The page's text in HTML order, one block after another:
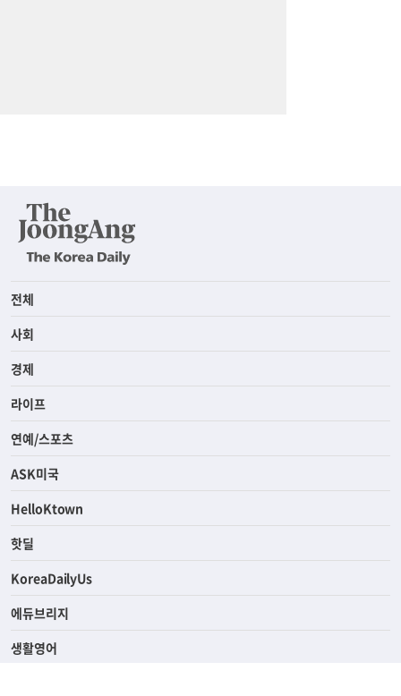
전체
사회
경제
라이프
연예/스포츠
ASK미국
HelloKtown
핫딜
KoreaDailyUs
에듀브리지
생활영어